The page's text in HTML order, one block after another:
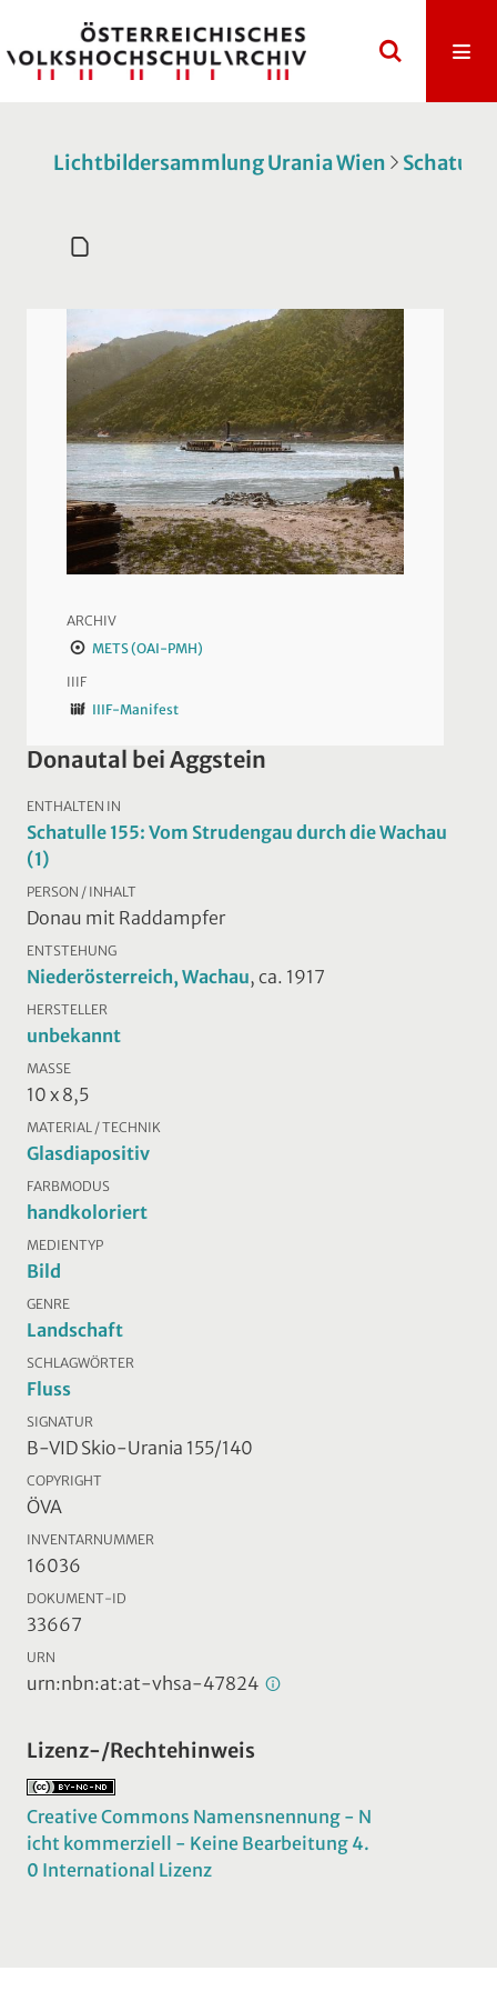
Lichtbildersammlung Urania Wien Schatulle
ARCHIV
METS (OAI-PMH)
IIIF
IIIF-Manifest
Donautal bei Aggstein
ENTHALTEN IN
Schatulle 155: Vom Strudengau durch die Wachau
(1)
PERSON / INHALT
Donau mit Raddampfer
ENTSTEHUNG
Niederösterreich, Wachau, ca. 1917
HERSTELLER
unbekannt
MASSE
10 x 8,5
MATERIAL / TECHNIK
Glasdiapositiv
FARBMODUS
handkoloriert
MEDIENTYP
Bild
GENRE
Landschaft
SCHLAGWÖRTER
Fluss
SIGNATUR
B-VID Skio-Urania 155/140
COPYRIGHT
ÖVA
INVENTARNUMMER
16036
DOKUMENT-ID
33667
URN
urn:nbn:at:at-vhsa-47824
Lizenz-/Rechtehinweis
Creative Commons Namensnennung - N
icht kommerziell - Keine Bearbeitung 4.
0 International Lizenz